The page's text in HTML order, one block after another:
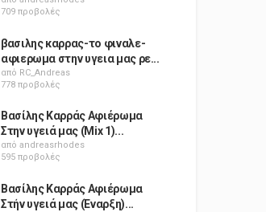
709 προβολές
βασιλης καρρας-το φιναλε-
αφιερωμα στην υγεια μας ρε...
από RC_Andreas
778 προβολές
Βασίλης Καρράς Αφιέρωμα
Στην υγειά μας (Mix 1)...
από andreasrhodes
595 προβολές
Βασίλης Καρράς Αφιέρωμα
Στήν υγειά μας (Εναρξη)...